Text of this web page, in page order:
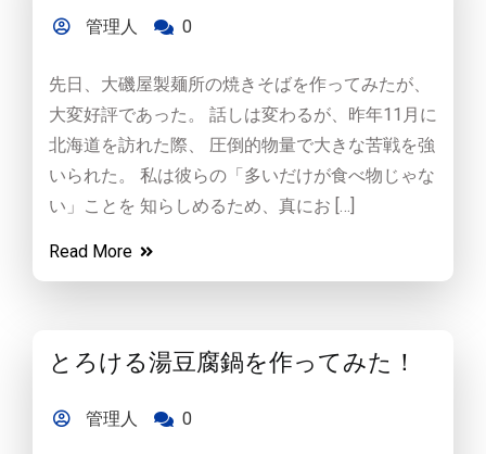
管理人 0
先日、大磯屋製麺所の焼きそばを作ってみたが、
大変好評であった。 話しは変わるが、昨年11月に
北海道を訪れた際、 圧倒的物量で大きな苦戦を強
いられた。 私は彼らの「多いだけが食べ物じゃな
い」ことを 知らしめるため、真にお […]
Read More
とろける湯豆腐鍋を作ってみた！
管理人 0